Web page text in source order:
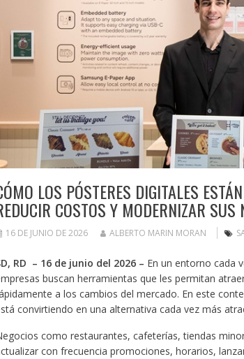
LOS PÓSTERES DIGITALES
COSTOS Y MODERNIZAR SUS
16 DE JUNIO DE 2026 ALBERTO MARIN MORAN
RD – 16 de junio del 2026 – En un entorno cada
buscan herramientas que les permitan
a los cambios del mercado. En este
convirtiendo en una alternativa cada vez más
como restaurantes, cafeterías, tiendas
con frecuencia promociones, horarios,